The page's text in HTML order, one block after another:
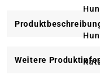
Weitere